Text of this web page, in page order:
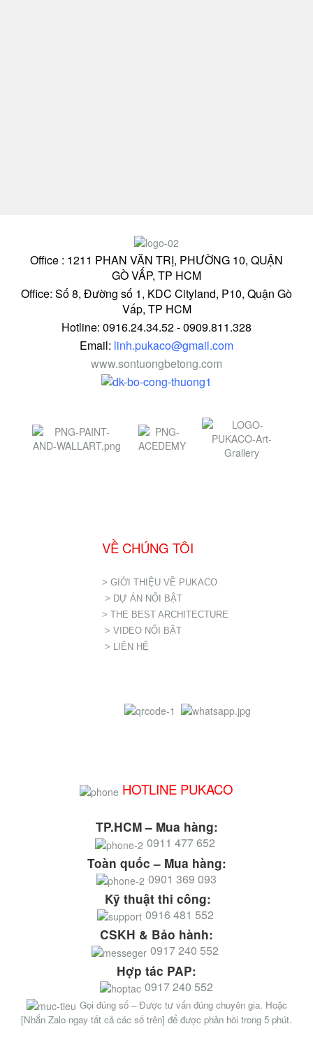
Office : 1211 PHAN VĂN TRỊ, PHƯỜNG 10, QUẬN
GÒ VẤP, TP HCM
Office: Số 8, Đường số 1, KDC Cityland, P10, Quận Gò
Vấp, TP HCM
Hotline: 0916.24.34.52 - 0909.811.328
Email: linh.pukaco@gmail.com
www.sontuongbetong.com
VỀ CHÚNG TÔI
> GIỚI THIỆU VỀ PUKACO
> DỰ ÁN NỔI BẬT
> THE BEST ARCHITECTURE
> VIDEO NỔI BẬT
> LIÊN HỆ
HOTLINE PUKACO
TP.HCM – Mua hàng:
0911 477 652
Toàn quốc – Mua hàng:
0901 369 093
Kỹ thuật thi công:
0916 481 552
CSKH & Bảo hành:
0917 240 552
Hợp tác PAP:
0917 240 552
Gọi đúng số – Được tư vấn đúng chuyên gia. Hoặc
[Nhắn Zalo ngay tất cả các số trên] để được phản hồi trong 5 phút.